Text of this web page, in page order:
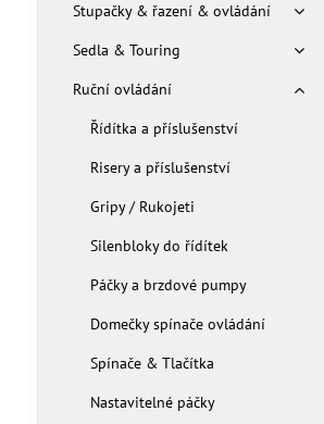
Stupačky & řazení & ovládání
Sedla & Touring
Ruční ovládání
Řídítka a příslušenství
Risery a příslušenství
Gripy / Rukojeti
Silenbloky do řídítek
Páčky a brzdové pumpy
Domečky spínače ovládání
Spínače & Tlačítka
Nastavitelné páčky